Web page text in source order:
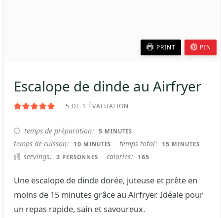
PRINT PIN
Escalope de dinde au Airfryer
5 DE 1 ÉVALUATION
temps de préparation 5 MINUTES
MINUTES
temps de cuisson 10 MINUTES
MINUTES temps total 15 MINUTES
MINUTES
servings 2 PERSONNES calories 165
Une escalope de dinde dorée, juteuse et prête en
moins de 15 minutes grâce au Airfryer. Idéale pour
un repas rapide, sain et savoureux.